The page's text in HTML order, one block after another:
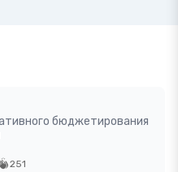
бюджетирования
251